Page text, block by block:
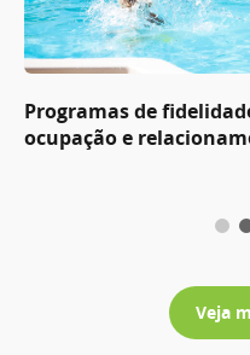
Programas de
ocupação e
Veja